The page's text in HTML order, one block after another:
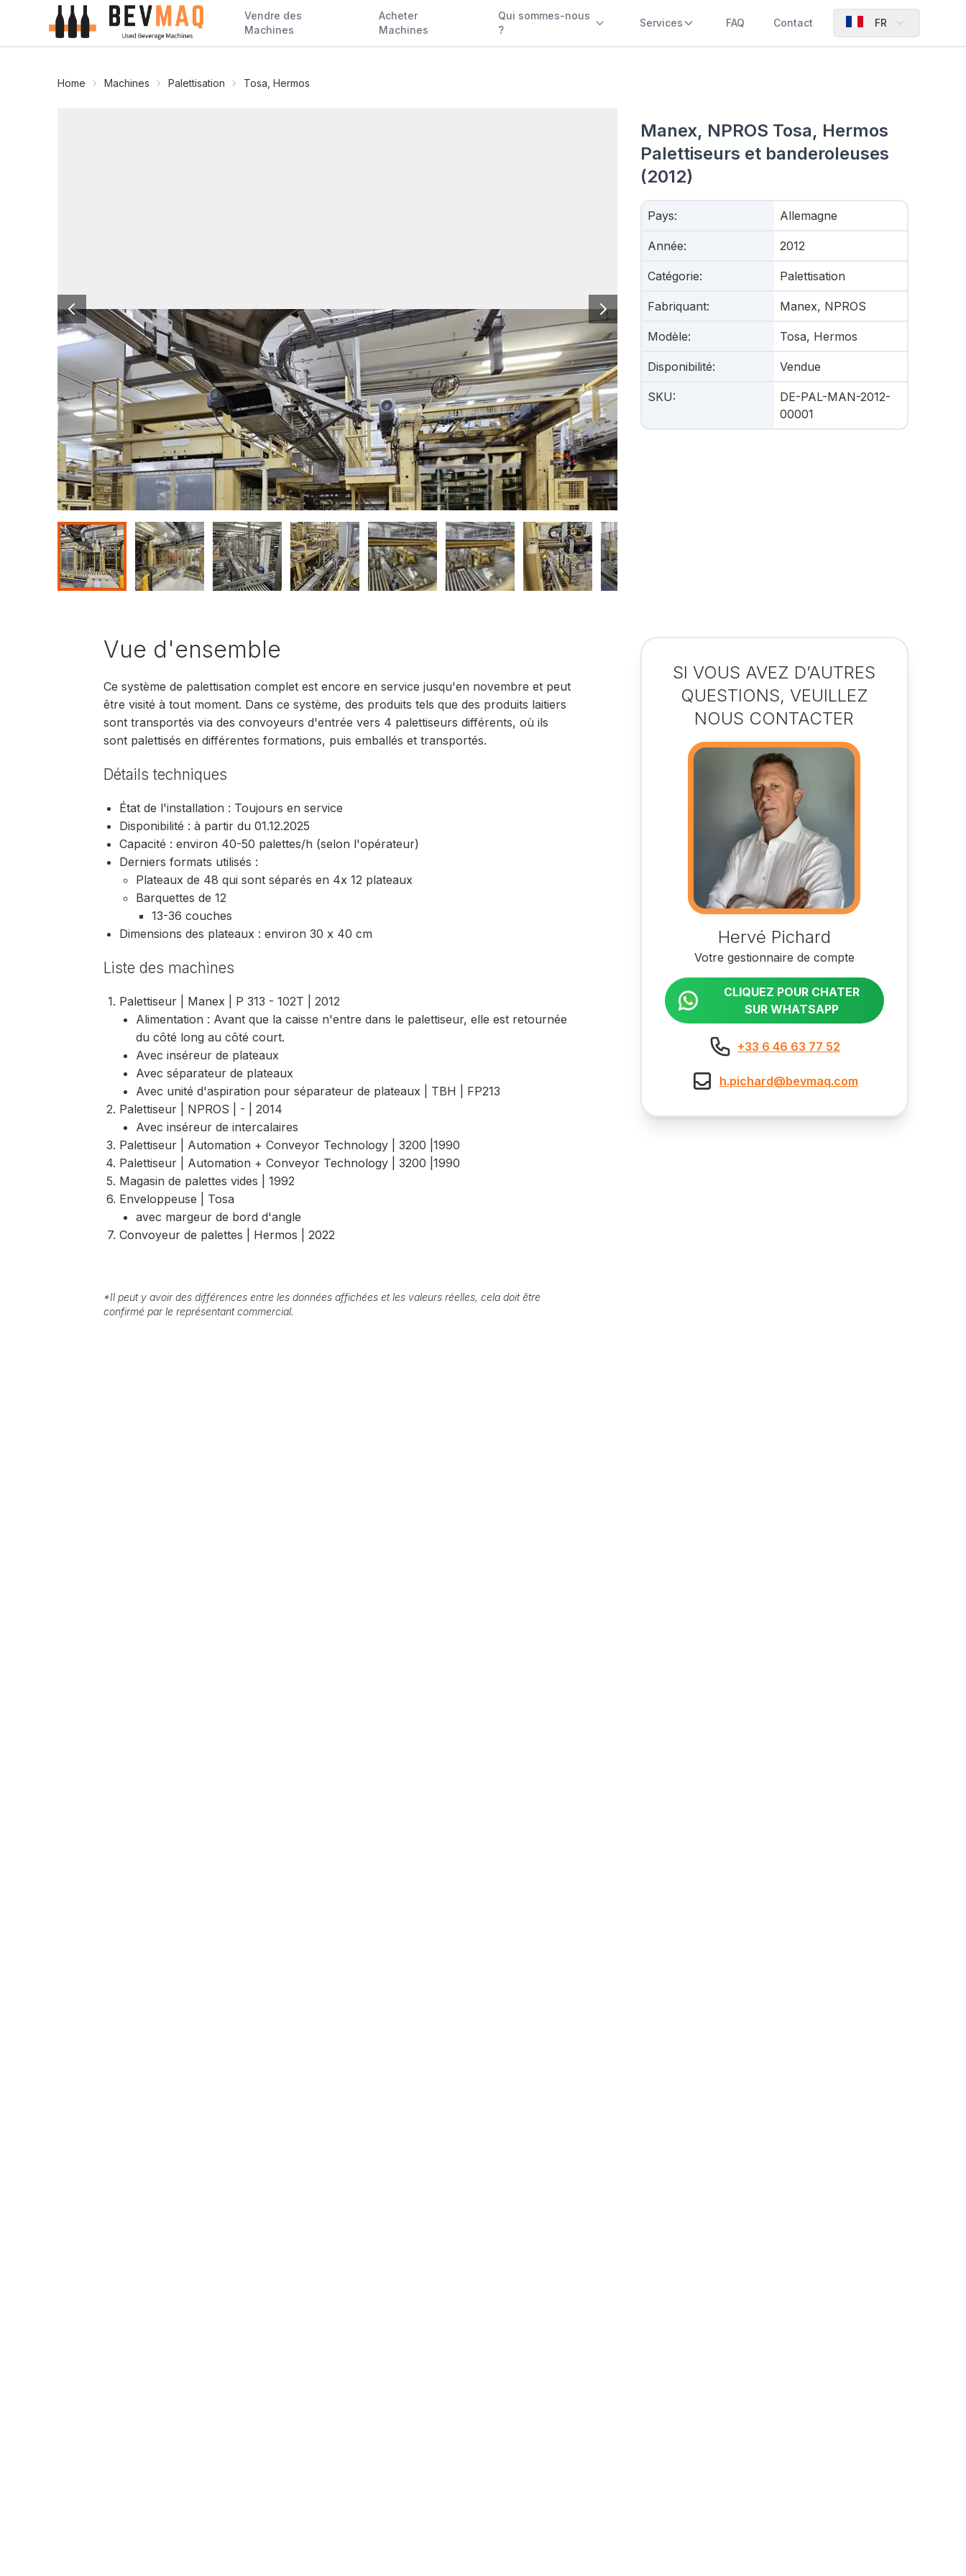
Vendre des
Machines
Acheter
Machines
Qui sommes-nous
?
Services FAQ Contact FR
Home Machines Palettisation Tosa, Hermos
Manex, NPROS Tosa, Hermos
Palettiseurs et banderoleuses
(2012)
Pays: Allemagne
Année: 2012
Catégorie: Palettisation
Fabriquant: Manex, NPROS
Modèle: Tosa, Hermos
Disponibilité: Vendue
SKU:
DE-PAL-MAN-2012-
00001
Vue d'ensemble
Ce système de palettisation complet est encore en service jusqu'en novembre et peut
être visité à tout moment. Dans ce système, des produits tels que des produits laitiers
sont transportés via des convoyeurs d'entrée vers 4 palettiseurs différents, où ils
sont palettisés en différentes formations, puis emballés et transportés.
Détails techniques
État de l'installation : Toujours en service
Disponibilité : à partir du 01.12.2025
Capacité : environ 40-50 palettes/h (selon l'opérateur)
Derniers formats utilisés :
Plateaux de 48 qui sont séparés en 4x 12 plateaux
Barquettes de 12
13-36 couches
Dimensions des plateaux : environ 30 x 40 cm
Liste des machines
Palettiseur | Manex | P 313 - 102T | 2012
Alimentation : Avant que la caisse n'entre dans le palettiseur, elle est retournée
du côté long au côté court.
Avec inséreur de plateaux
Avec séparateur de plateaux
Avec unité d'aspiration pour séparateur de plateaux | TBH | FP213
Palettiseur | NPROS | - | 2014
Avec inséreur de intercalaires
Palettiseur | Automation + Conveyor Technology | 3200 |1990
Palettiseur | Automation + Conveyor Technology | 3200 |1990
Magasin de palettes vides | 1992
Enveloppeuse | Tosa
avec margeur de bord d'angle
Convoyeur de palettes | Hermos | 2022
*Il peut y avoir des différences entre les données affichées et les valeurs réelles, cela doit être
confirmé par le représentant commercial.
SI VOUS AVEZ D’AUTRES
QUESTIONS, VEUILLEZ
NOUS CONTACTER
Hervé Pichard
Votre gestionnaire de compte
CLIQUEZ POUR CHATER
SUR WHATSAPP
+33 6 46 63 77 52
h.pichard@bevmaq.com